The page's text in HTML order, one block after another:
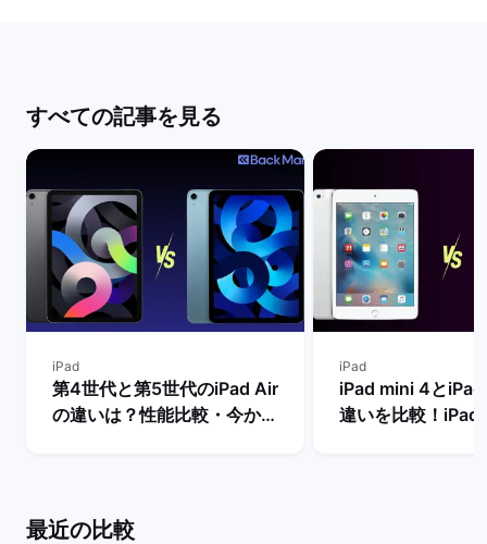
すべての記事を見る
iPad
第4世代と第5世代のiPad Air
の違いは？性能比較・今から
iPad
iPad mini 4と
違いを比較！iPad
最近の比較